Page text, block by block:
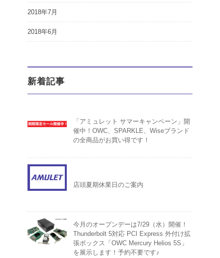
2018年7月
2018年6月
新着記事
「アミュレット サマーキャンペーン」開
催中！OWC、SPARKLE、Wiseブランド
の全商品がお買い得です！
店頭夏期休業日のご案内
今月のオープンデーは7/29（水）開催！
Thunderbolt 5対応 PCI Express 外付け拡
張ボックス「OWC Mercury Helios 5S」
を展示します！予約不要です♪